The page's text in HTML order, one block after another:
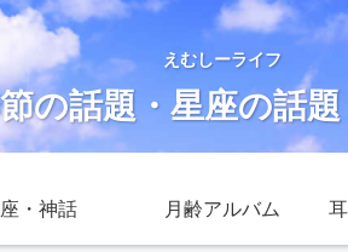
えむしーライフ
の話題・星座の話
・神話 月齢アルバム